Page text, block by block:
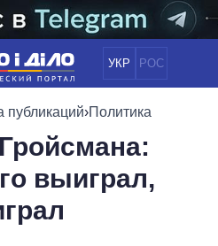
УКР РОС
ПОЛИТИКА
ЭКОНОМИКА
ОБЩЕСТВО
публикаций›Политика
выиграл,